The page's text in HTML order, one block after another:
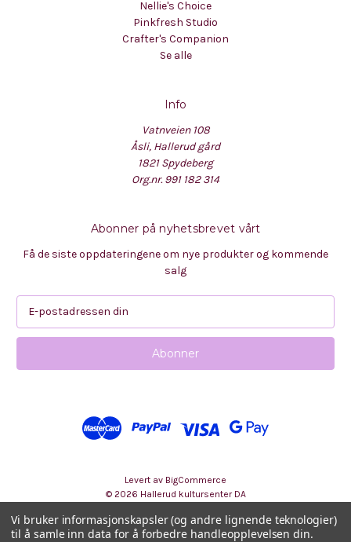
Nellie's Choice
Pinkfresh Studio
Crafter's Companion
Se alle
Info
Vatnveien 108
Åsli, Hallerud gård
1821 Spydeberg
Org.nr. 991 182 314
Abonner på nyhetsbrevet vårt
Få de siste oppdateringene om nye produkter og kommende
salg
p
s
e
Levert av BigCommerce
© 2026 Hallerud kultursenter DA
Vi bruker informasjonskapsler (og andre lignende teknologier)
til å samle inn data for å forbedre handleopplevelsen din.